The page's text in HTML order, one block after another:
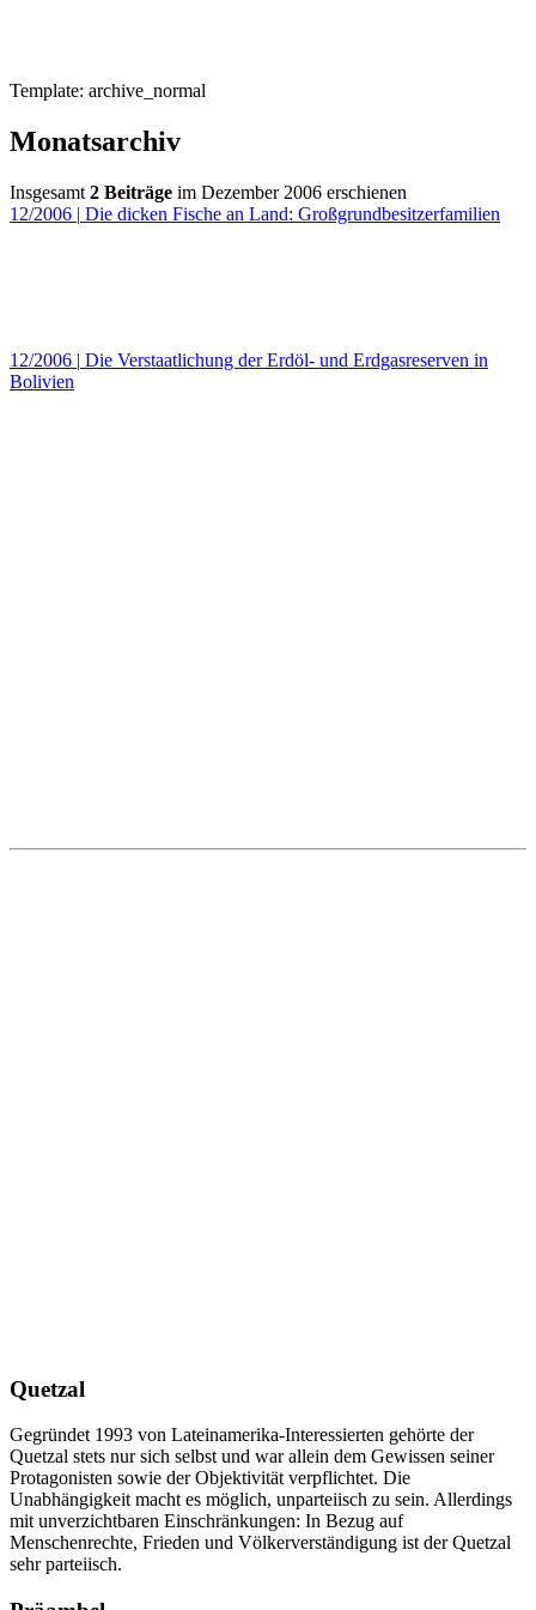
Template: archive_normal
Monatsarchiv
Insgesamt 2 Beiträge im Dezember 2006 erschienen
12/2006 | Die dicken Fische an Land: Großgrundbesitzerfamilien
12/2006 | Die Verstaatlichung der Erdöl- und Erdgasreserven in
Bolivien
Quetzal
Gegründet 1993 von Lateinamerika-Interessierten gehörte der
Quetzal stets nur sich selbst und war allein dem Gewissen seiner
Protagonisten sowie der Objektivität verpflichtet. Die
Unabhängigkeit macht es möglich, unparteiisch zu sein. Allerdings
mit unverzichtbaren Einschränkungen: In Bezug auf
Menschenrechte, Frieden und Völkerverständigung ist der Quetzal
sehr parteiisch.